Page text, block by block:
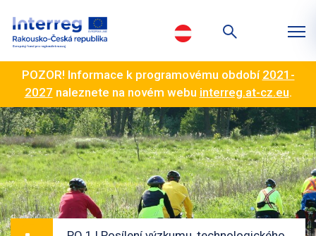
POZOR! Informace k programovému období 2021-
2027 naleznete na novém webu interreg.at-cz.eu.